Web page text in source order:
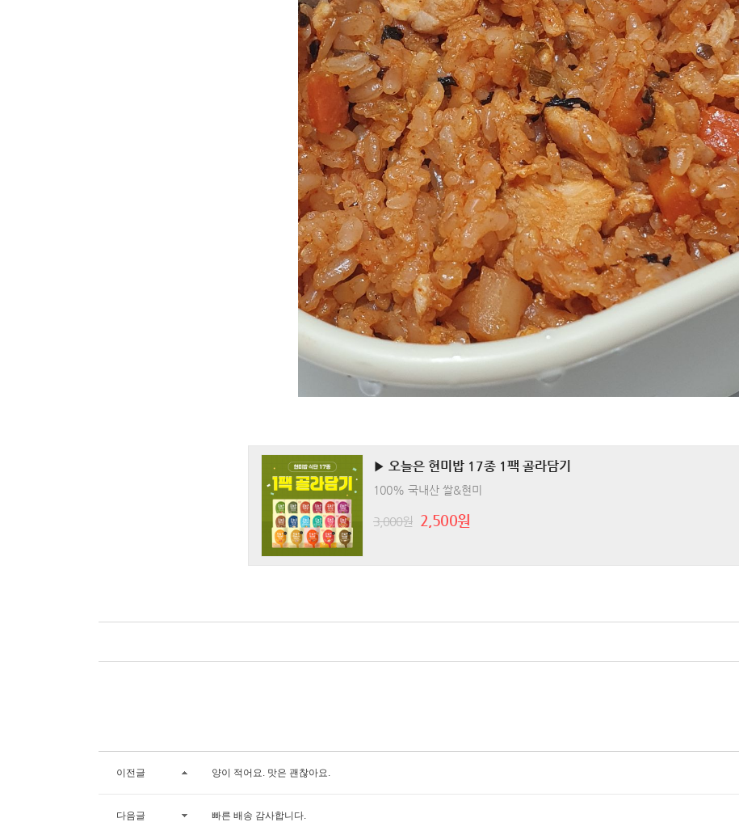
▶ 오늘은 현미밥 17종 1팩 골라담기
100% 국내산 쌀&현미
3,000원 2,500원
이전글 양이 적어요. 맛은 괜찮아요.
다음글 빠른 배송 감사합니다.